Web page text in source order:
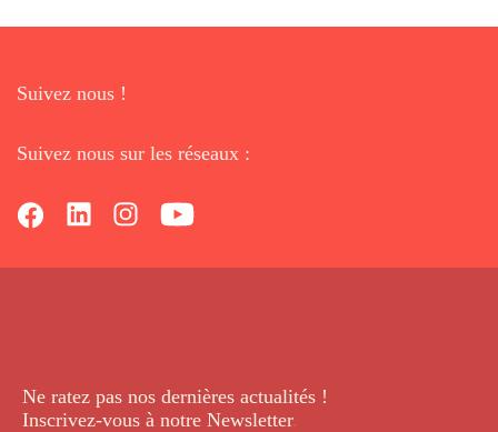
Suivez nous !
Suivez nous sur les réseaux :
Ne ratez pas nos dernières actualités !
Inscrivez-vous à notre Newsletter.